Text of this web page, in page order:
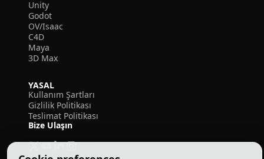
Unity
Godot
OV/Isaac
C4D
Maya
3D Max
YASAL
Kullanım Şartları
Gizlilik Politikası
Teslimat Politikası
Bize Ulaşın